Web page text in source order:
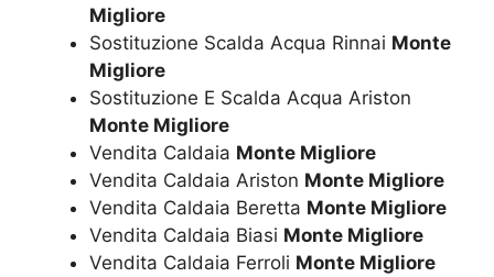
Migliore
Sostituzione Scalda Acqua Rinnai Monte
Migliore
Sostituzione E Scalda Acqua Ariston
Monte Migliore
Vendita Caldaia Monte Migliore
Vendita Caldaia Ariston Monte Migliore
Vendita Caldaia Beretta Monte Migliore
Vendita Caldaia Biasi Monte Migliore
Vendita Caldaia Ferroli Monte Migliore